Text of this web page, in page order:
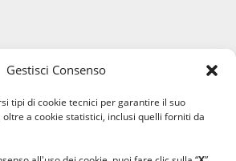
Gestisci Consenso
tipi di cookie tecnici per garantire il suo
a cookie statistici, inclusi quelli forniti da
#lanaterapia